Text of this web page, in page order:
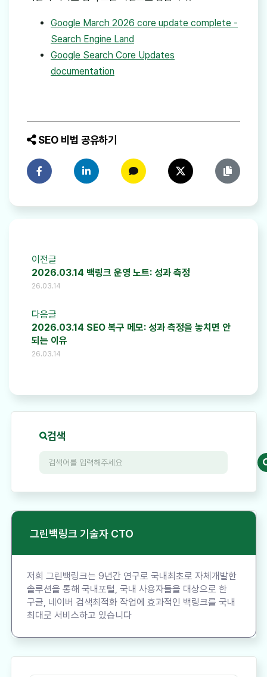
Google March 2026 core update complete -
Search Engine Land
Google Search Core Updates
documentation
SEO 비법 공유하기
페이스북에 공유하기링크드인에 공유하기카카오톡에 공유하기트위터에 공유하기링크 복사
이전글
2026.03.14 백링크 운영 노트: 성과 측정
26.03.14
다음글
2026.03.14 SEO 복구 메모: 성과 측정을 놓치면 안
되는 이유
26.03.14
검색
그린백링크 기술자 CTO
저희 그린백링크는 9년간 연구로 국내최초로 자체개발한
솔루션을 통해 국내포털, 국내 사용자들을 대상으로 한
구글, 네이버 검색최적화 작업에 효과적인 백링크를 국내
최대로 서비스하고 있습니다